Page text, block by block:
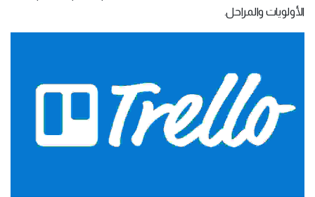
الأولويات والمراحل.